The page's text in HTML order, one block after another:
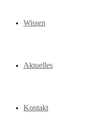
Wissen
Aktuelles
Kontakt